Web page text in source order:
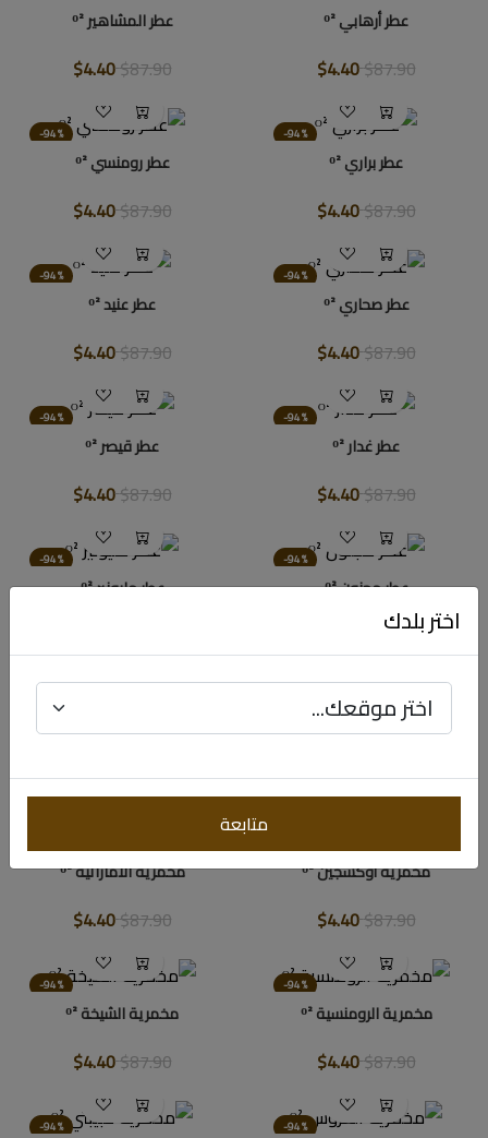
عطر أرهابي ᴼ²
$87.90
$4.40
عطر المشاهير ᴼ²
$87.90
$4.40
-94%
عطر براري ᴼ²
$87.90
$4.40
-94%
عطر رومنسي ᴼ²
$87.90
$4.40
-94%
عطر صحاري ᴼ²
$87.90
$4.40
-94%
عطر عنيد ᴼ²
$87.90
$4.40
-94%
عطر غدار ᴼ²
$87.90
$4.40
-94%
عطر قيصر ᴼ²
$87.90
$4.40
-94%
عطر مجنون ᴼ²
$87.90
-94%
عطر مليونير ᴼ²
عطر مواعيد ᴼ²
$87.90
$4.40
-94%
مخمرية أحاسيس ᴼ²
$87.90
$4.40
مخمرية أوكسجين ᴼ²
$87.90
$4.40
مخمرية الأماراتية ᴼ²
$87.90
$4.40
-94%
مخمرية الرومنسية ᴼ²
$87.90
$4.40
-94%
مخمرية الشيخة ᴼ²
$87.90
$4.40
-94%
-94%
اختر بلدك
متابعة